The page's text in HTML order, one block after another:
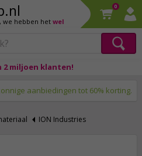
we hebben het wel
0
2 miljoen klanten!
aanbiedingen tot 60% korting.
ION Industries